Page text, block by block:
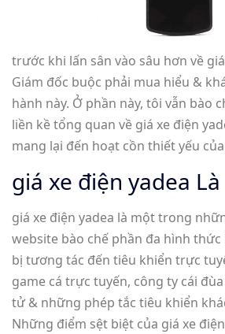
trước khi lấn sân vào sâu hơn về
Giám đốc buộc phải mua hiểu &
hành này. Ở phần này, tôi vẫn bào
liền kề tổng quan về giá xe điện
mang lại đến hoạt cồn thiết yếu
giá xe điện yadea Là
giá xe điện yadea là một trong
website bào chế phần đa hình
bị tương tác đến tiêu khiển trực
game cá trực tuyến, công ty cái
tử & những phép tắc tiêu khiển
Những điểm sệt biệt của giá xe